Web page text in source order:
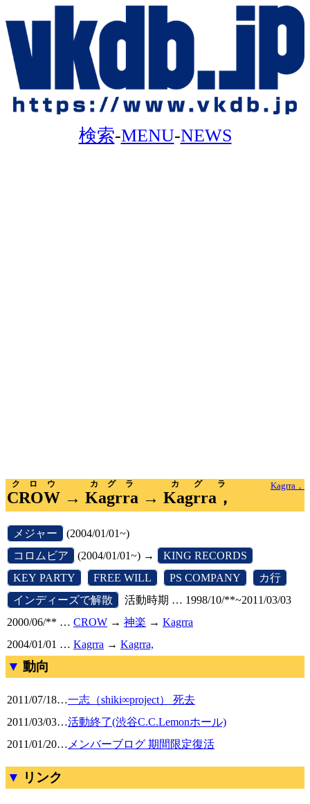
検索-MENU-NEWS
Kagrra，
CROW
クロウ
→ Kagrra
カグラ
→ Kagrra，
カグラ
メジャー
(2004/01/01~)
コロムビア (2004/01/01~) → KING RECORDS
KEY PARTY FREE WILL PS COMPANY カ行
インディーズで解散
活動時期 … 1998/10/**~2011/03/03
2000/06/** … CROW → 神楽 → Kagrra
2004/01/01 … Kagrra → Kagrra,
動向
2011/07/18…一志（shiki∞project） 死去
2011/03/03…活動終了(渋谷C.C.Lemonホール)
2011/01/20… メンバーブログ 期間限定復活
リンク